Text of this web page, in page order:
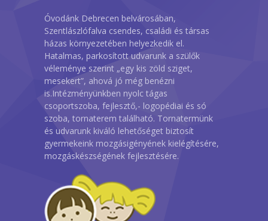
Óvodánk Debrecen belvárosában,
Szentlászlófalva csendes, családi és társas
házas környezetében helyezkedik el.
Hatalmas, parkosított udvarunk a szülők
véleménye szerint „egy kis zöld sziget,
mesekert”, ahová jó még benézni
is.Intézményünkben nyolc tágas
csoportszoba, fejlesztő,- logopédiai és só
szoba, tornaterem található. Tornatermünk
és udvarunk kiváló lehetőséget biztosít
gyermekeink mozgásigényének kielégítésére,
mozgáskészségének fejlesztésére.